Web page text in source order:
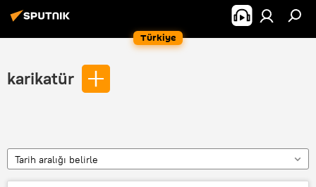
Türkiye
karikatür
Tarih aralığı belirle